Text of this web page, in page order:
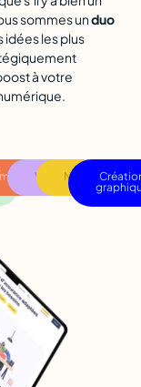
sommes unduo
idées les plus
à votre
VidéoNaming